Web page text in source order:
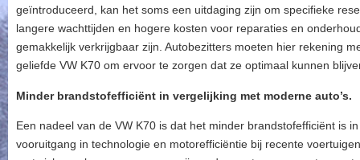
geïntroduceerd, kan het soms een uitdaging zijn om specifieke
langere wachttijden en hogere kosten voor reparaties en
gemakkelijk verkrijgbaar zijn. Autobezitters moeten hier rekening
geliefde VW K70 om ervoor te zorgen dat ze optimaal kunnen
Minder brandstofefficiënt in vergelijking met moderne auto’s.
Een nadeel van de VW K70 is dat het minder brandstofefficiënt is
vooruitgang in technologie en motorefficiëntie bij recente